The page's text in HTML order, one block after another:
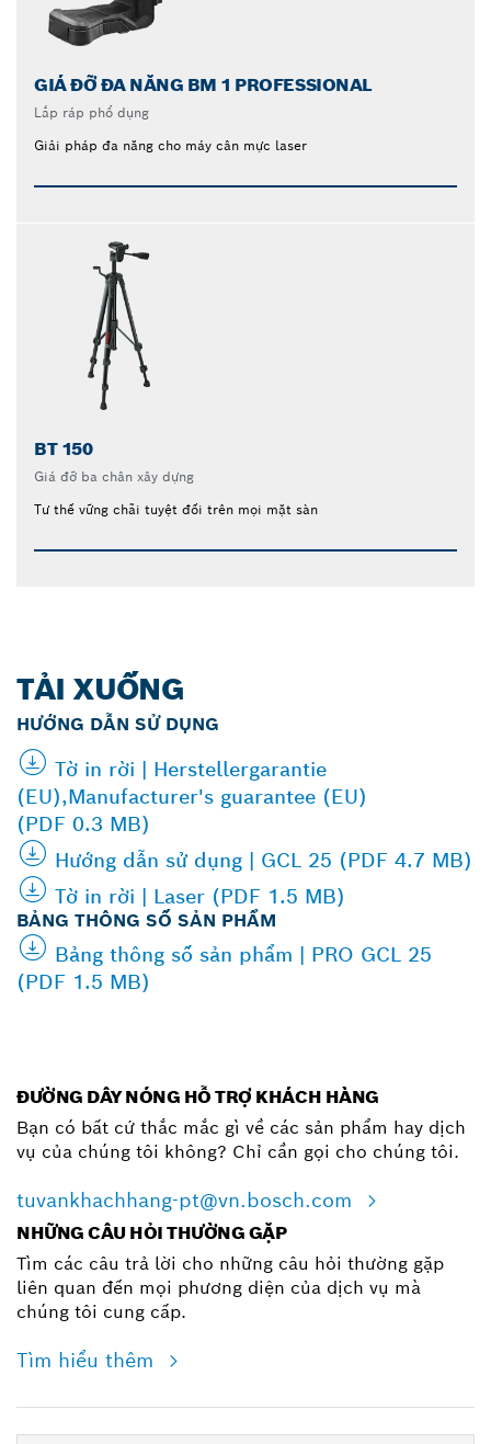
GIÁ ĐỠ ĐA NĂNG BM 1 PROFESSIONAL
Lắp ráp phổ dụng
Giải pháp đa năng cho máy cân mực laser
BT 150
Giá đỡ ba chân xây dựng
Tư thế vững chãi tuyệt đối trên mọi mặt sàn
TẢI XUỐNG
HƯỚNG DẪN SỬ DỤNG
Tờ in rời | Herstellergarantie
(EU),Manufacturer's guarantee (EU)
(PDF 0.3 MB)
Hướng dẫn sử dụng | GCL 25 (PDF 4.7 MB)
Tờ in rời | Laser (PDF 1.5 MB)
BẢNG THÔNG SỐ SẢN PHẨM
Bảng thông số sản phẩm | PRO GCL 25
(PDF 1.5 MB)
ĐƯỜNG DÂY NÓNG HỖ TRỢ KHÁCH HÀNG
Bạn có bất cứ thắc mắc gì về các sản phẩm hay dịch
vụ của chúng tôi không? Chỉ cần gọi cho chúng tôi.
tuvankhachhang-pt@vn.bosch.com
NHỮNG CÂU HỎI THƯỜNG GẶP
Tìm các câu trả lời cho những câu hỏi thường gặp
liên quan đến mọi phương diện của dịch vụ mà
chúng tôi cung cấp.
Tìm hiểu thêm